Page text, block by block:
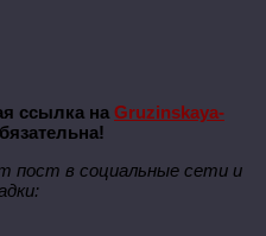
ссылка на Gruzinskaya-
в социальные сети и